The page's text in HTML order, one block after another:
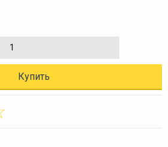
Купить